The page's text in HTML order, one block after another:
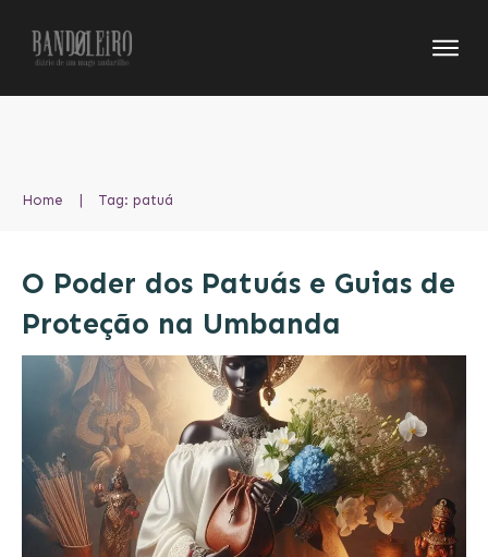
Home | Tag: patuá
O Poder dos Patuás e Guias de
Proteção na Umbanda